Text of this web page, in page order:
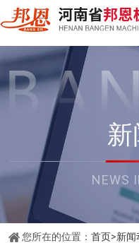
NEWS
您所在的位置： 首页>新闻